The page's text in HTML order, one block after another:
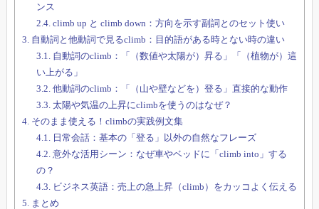
ンス
2.4. climb up と climb down：方向を示す副詞とのセット使い
3. 自動詞と他動詞で見るclimb：目的語がある時とない時の違い
3.1.
自動詞のclimb：「（数値や太陽が）昇る」「（植物が）這
い上がる」
3.2. 他動詞のclimb：「（山や壁などを）登る」直接的な動作
3.3. 太陽や気温の上昇にclimbを使うのはなぜ？
4. そのまま使える！climbの実践例文集
4.1.
日常会話：基本の「登る」以外の自然なフレーズ
4.2. 意外な活用シーン：なぜ車やベッドに「climb into」する
の？
4.3. ビジネス英語：売上の急上昇（climb）をカッコよく伝える
5.
まとめ